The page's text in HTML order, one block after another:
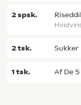
2spsk.
2tsk. sukker
1tsk. af De